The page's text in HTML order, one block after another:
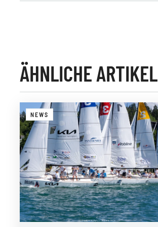
ÄHNLICHE ARTIKEL
NEWS